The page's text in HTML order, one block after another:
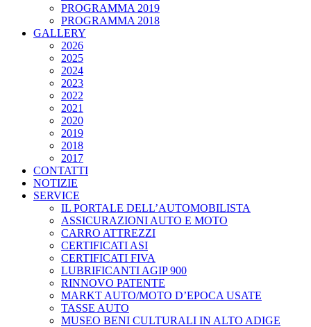
PROGRAMMA 2019
PROGRAMMA 2018
GALLERY
2026
2025
2024
2023
2022
2021
2020
2019
2018
2017
CONTATTI
NOTIZIE
SERVICE
IL PORTALE DELL’AUTOMOBILISTA
ASSICURAZIONI AUTO E MOTO
CARRO ATTREZZI
CERTIFICATI ASI
CERTIFICATI FIVA
LUBRIFICANTI AGIP 900
RINNOVO PATENTE
MARKT AUTO/MOTO D’EPOCA USATE
TASSE AUTO
MUSEO BENI CULTURALI IN ALTO ADIGE